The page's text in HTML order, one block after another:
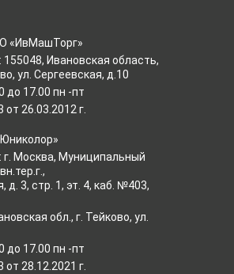
«ИвМашТорг»
Ивановская область,
ул. Сергеевская, д.10
до 17.00 пн -пт
26.03.2012 г.
г. Москва, Муниципальный
3, стр. 1, эт. 4, каб. №403,
обл., г. Тейково, ул.
до 17.00 пн -пт
28.12.2021 г.